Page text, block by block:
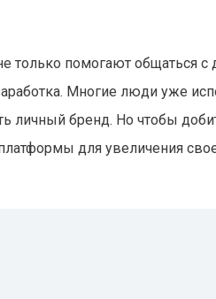
только помогают общаться с
Многие люди уже
личный бренд. Но чтобы
для увеличения